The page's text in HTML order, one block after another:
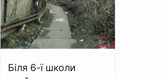
Біля 6-ї школи